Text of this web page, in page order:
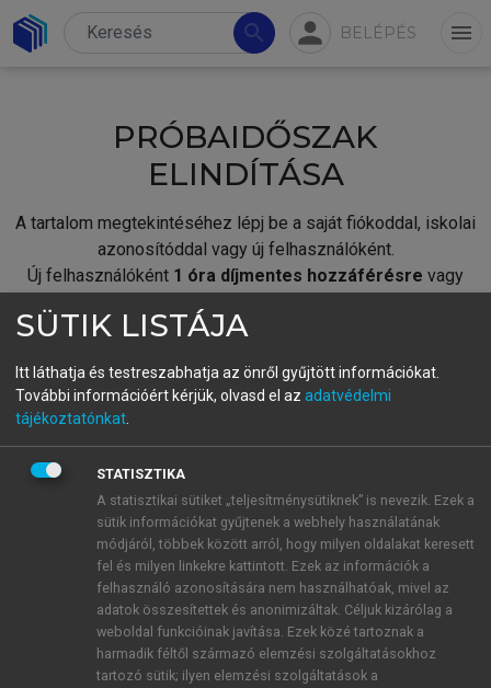
search person BELÉPÉS menu
PRÓBAIDŐSZAK
ELINDÍTÁSA
A tartalom megtekintéséhez lépj be a saját fiókoddal, iskolai
azonosítóddal vagy új felhasználóként.
Új felhasználóként 1 óra díjmentes hozzáférésre vagy
fiókoddal,vagy hozz létre új fiókot.
A regisztráció után apróbaidőszakautomatikusan
BELÉPÉS SAJÁT FIÓKKAL
ÚJ FIÓK LÉTREHOZÁSA
1 óra díjmentes hozzáférés
E-MAIL-CÍM
SÜTIK LISTÁJA
Itt láthatja és testreszabhatja az önről gyűjtött információkat.
További információért kérjük, olvasd el az adatvédelmi
tájékoztatónkat
STATISZTIKA
A statisztikai sütiket „teljesítménysütiknek” is nevezik. Ezek a
sütik információkat gyűjtenek a webhely használatának
módjáról, többek között arról, hogy milyen oldalakat keresett
fel és milyen linkekre kattintott. Ezek az információk a
felhasználó azonosítására nem használhatóak, mivel az
adatok összesítettek és anonimizáltak. Céljuk kizárólag a
weboldal funkcióinak javítása. Ezek közé tartoznak a
harmadik féltől származó elemzési szolgáltatásokhoz
tartozó sütik; ilyen elemzési szolgáltatások a